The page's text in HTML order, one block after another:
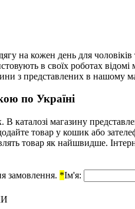
на кожен день для
в своїх роботах
з представлених в нашому
по Україні
магазину
товар у кошик або
товар як найшвидше.
замовлення. *Ім'я: